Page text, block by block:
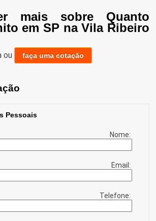
mais sobre Quanto
em SP na Vila Ribeiro
ou faça uma cotação
Pessoais
Nome:
Email:
Telefone: